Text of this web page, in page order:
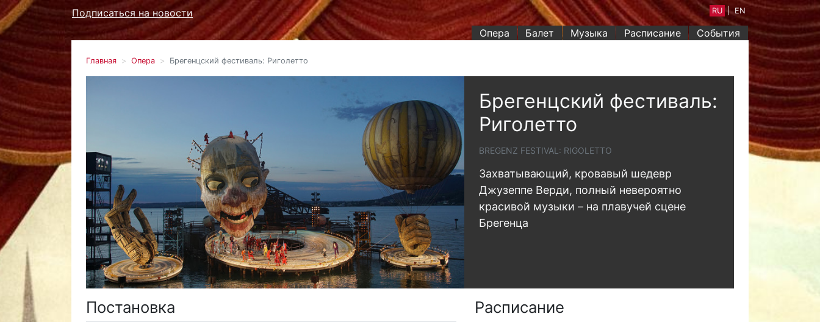
Опера Балет Музыка Расписание События
Подписаться на новости RU | EN
Главная Опера Брегенцский фестиваль: Риголетто
Брегенцский фестиваль:
Риголетто
BREGENZ FESTIVAL: RIGOLETTO
Захватывающий, кровавый шедевр
Джузеппе Верди, полный невероятно
красивой музыки – на плавучей сцене
Брегенца
Постановка Расписание